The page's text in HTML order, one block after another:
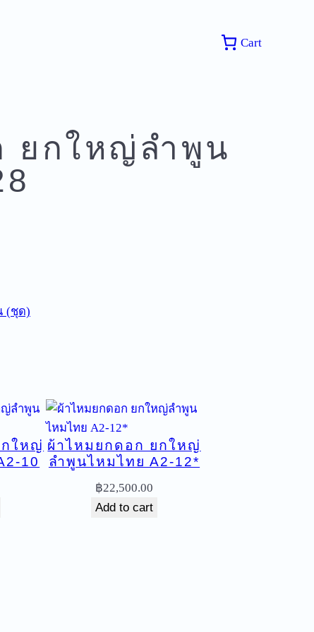
Cart
ยกใหญ่ลำพูน
(ชุด)
ใหญ่
10
ผ้าไหมยกดอก ยกใหญ่
ลำพูนไหมไทย A2-12*
฿22,500.00
Add to cart